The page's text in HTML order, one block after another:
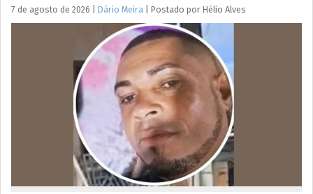
7 de agosto de 2026 Dário Meira Postado por Hélio Alves